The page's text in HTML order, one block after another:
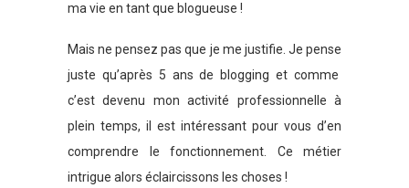
ma vie en tant que blogueuse !
Mais ne pensez pas que je me justifie. Je pense
juste qu’après 5 ans de blogging et comme
c’est devenu mon activité professionnelle à
plein temps, il est intéressant pour vous d’en
comprendre le fonctionnement. Ce métier
intrigue alors éclaircissons les choses !